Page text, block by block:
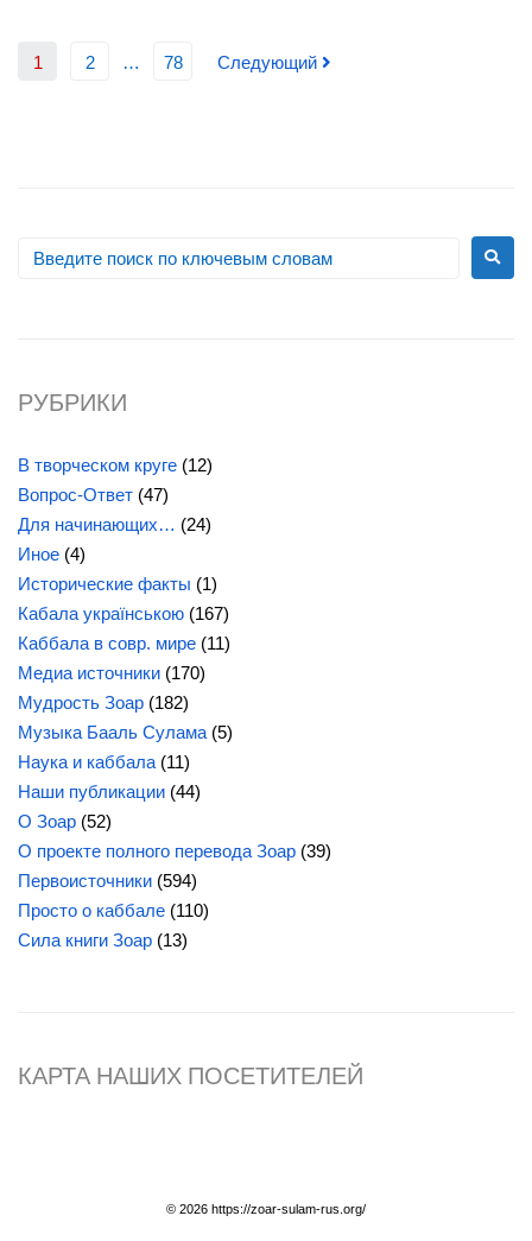
1 2 … 78 Следующий
РУБРИКИ
В творческом круге (12)
Вопрос-Ответ (47)
Для начинающих… (24)
Иное (4)
Исторические факты (1)
Кабала українською (167)
Каббала в совр. мире (11)
Медиа источники (170)
Мудрость Зоар (182)
Музыка Бааль Сулама (5)
Наука и каббала (11)
Наши публикации (44)
О Зоар (52)
О проекте полного перевода Зоар (39)
Первоисточники (594)
Просто о каббале (110)
Сила книги Зоар (13)
КАРТА НАШИХ ПОСЕТИТЕЛЕЙ
© 2026 https://zoar-sulam-rus.org/